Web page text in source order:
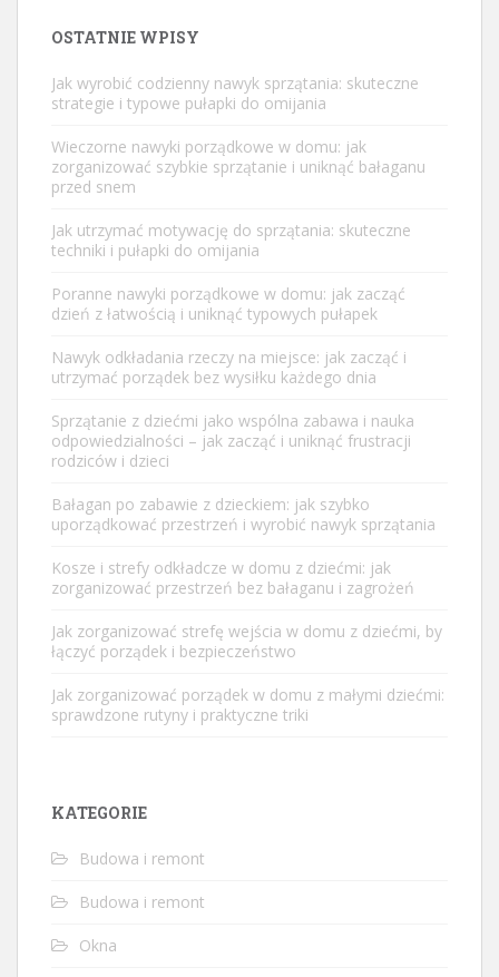
OSTATNIE WPISY
Jak wyrobić codzienny nawyk sprzątania: skuteczne
strategie i typowe pułapki do omijania
Wieczorne nawyki porządkowe w domu: jak
zorganizować szybkie sprzątanie i uniknąć bałaganu
przed snem
Jak utrzymać motywację do sprzątania: skuteczne
techniki i pułapki do omijania
Poranne nawyki porządkowe w domu: jak zacząć
dzień z łatwością i uniknąć typowych pułapek
Nawyk odkładania rzeczy na miejsce: jak zacząć i
utrzymać porządek bez wysiłku każdego dnia
Sprzątanie z dziećmi jako wspólna zabawa i nauka
odpowiedzialności – jak zacząć i uniknąć frustracji
rodziców i dzieci
Bałagan po zabawie z dzieckiem: jak szybko
uporządkować przestrzeń i wyrobić nawyk sprzątania
Kosze i strefy odkładcze w domu z dziećmi: jak
zorganizować przestrzeń bez bałaganu i zagrożeń
Jak zorganizować strefę wejścia w domu z dziećmi, by
łączyć porządek i bezpieczeństwo
Jak zorganizować porządek w domu z małymi dziećmi:
sprawdzone rutyny i praktyczne triki
KATEGORIE
Budowa i remont
Budowa i remont
Okna